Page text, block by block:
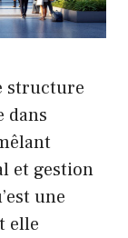
structure
dans
et gestion
une
elle